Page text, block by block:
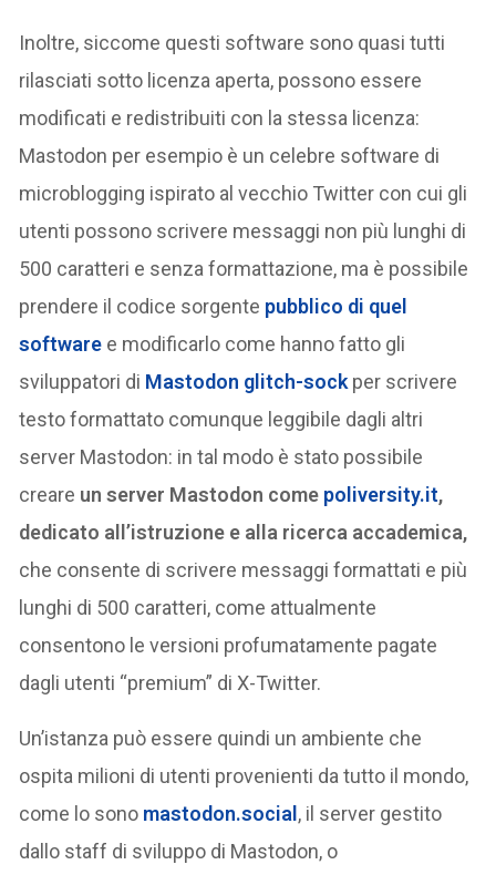
Inoltre, siccome questi software sono quasi tutti
rilasciati sotto licenza aperta, possono essere
modificati e redistribuiti con la stessa licenza:
Mastodon per esempio è un celebre software di
microblogging ispirato al vecchio Twitter con cui gli
utenti possono scrivere messaggi non più lunghi di
500 caratteri e senza formattazione, ma è possibile
prendere il codice sorgente pubblico di quel
software e modificarlo come hanno fatto gli
sviluppatori di Mastodon glitch-sock per scrivere
testo formattato comunque leggibile dagli altri
server Mastodon: in tal modo è stato possibile
creare un server Mastodon come poliversity.it,
dedicato all’istruzione e alla ricerca accademica,
che consente di scrivere messaggi formattati e più
lunghi di 500 caratteri, come attualmente
consentono le versioni profumatamente pagate
dagli utenti “premium” di X-Twitter.
Un’istanza può essere quindi un ambiente che
ospita milioni di utenti provenienti da tutto il mondo,
come lo sono mastodon.social, il server gestito
dallo staff di sviluppo di Mastodon, o